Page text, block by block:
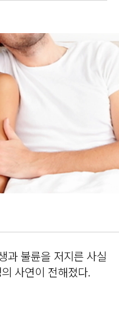
과 불륜을 저지른 사실
사연이 전해졌다.